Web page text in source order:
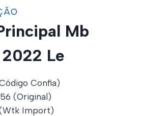
Mb
Le
Confia)
(Original)
Import)